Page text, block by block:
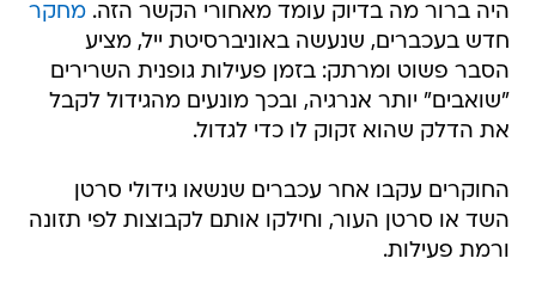
היה ברור מה בדיוק עומד מאחורי הקשר הזה.מחקר
חדש בעכברים, שנעשה באוניברסיטת ייל, מציע
הסבר פשוט ומרתק: בזמן פעילות גופנית השרירים
"שואבים" יותר אנרגיה, ובכך מונעים מהגידול לקבל
את הדלק שהוא זקוק לו כדי לגדול.
החוקרים עקבו אחר עכברים שנשאו גידולי סרטן
השד או סרטן העור, וחילקו אותם לקבוצות לפי תזונה
ורמת פעילות.